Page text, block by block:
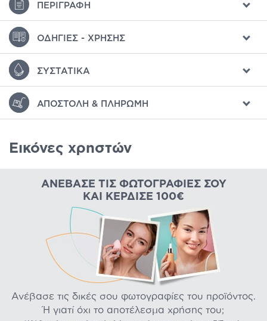
ΠΕΡΙΓΡΑΦΉ
ΟΔΗΓΊΕΣ - ΧΡΉΣΗΣ
ΣΥΣΤΑΤΙΚΆ
ΑΠΟΣΤΟΛΉ & ΠΛΗΡΩΜΉ
Εικόνες χρηστών
ΑΝΈΒΑΣΕ ΤΙΣ ΦΩΤΟΓΡΑΦΊΕΣ ΣΟΥ
ΚΑΙ ΚΈΡΔΙΣΕ 100€
Ανέβασε τις δικές σου φωτογραφίες του προϊόντος.
Ή γιατί όχι το αποτέλεσμα χρήσης του;